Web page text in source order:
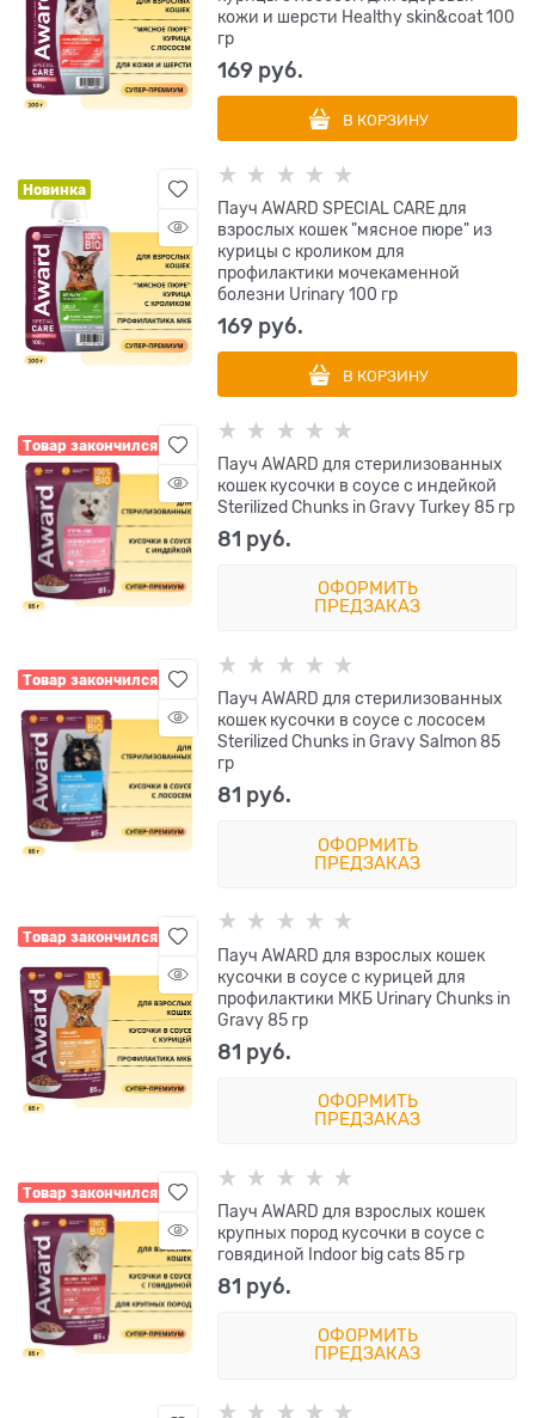
кожи и шерсти Healthy skin&coat 100
гр
169 руб.
В КОРЗИНУ
Новинка
Пауч AWARD SPECIAL CARE для
взрослых кошек "мясное пюре" из
курицы с кроликом для
профилактики мочекаменной
болезни Urinary 100 гр
169 руб.
В КОРЗИНУ
Товар закончился
Пауч AWARD для стерилизованных
кошек кусочки в соусе с индейкой
Sterilized Chunks in Gravy Turkey 85 гр
81 руб.
ОФОРМИТЬ
ПРЕДЗАКАЗ
Товар закончился
Пауч AWARD для стерилизованных
кошек кусочки в соусе с лососем
Sterilized Chunks in Gravy Salmon 85
гр
81 руб.
ОФОРМИТЬ
ПРЕДЗАКАЗ
Товар закончился
Пауч AWARD для взрослых кошек
кусочки в соусе с курицей для
профилактики МКБ Urinary Chunks in
Gravy 85 гр
81 руб.
ОФОРМИТЬ
ПРЕДЗАКАЗ
Товар закончился
Пауч AWARD для взрослых кошек
крупных пород кусочки в соусе с
говядиной Indoor big cats 85 гр
81 руб.
ОФОРМИТЬ
ПРЕДЗАКАЗ